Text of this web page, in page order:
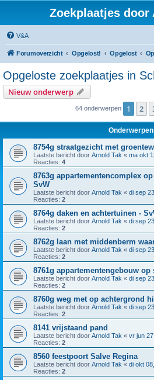
Zoekplaatjes door
V&A
Forumoverzicht Opgelost! Opgelost
Opgeloste zoekplaatjes in
Nieuw onderwerp
64 onderwerpen 1 2
Onderwerpen
8754g straatgezicht met
Laatste bericht door Arnold Tak « ma okt
Reacties: 4
8763g appartementencomplex
SvW
Laatste bericht door Arnold Tak « di sep
Reacties: 2
8764g daken en achtertuinen -
Laatste bericht door Arnold Tak « di sep
Reacties: 2
8762g laan met middenberm
Laatste bericht door Arnold Tak « di sep
Reacties: 2
8761g appartementengebouw op
Laatste bericht door Arnold Tak « di sep
Reacties: 2
8760g weg met op achtergrond
Laatste bericht door Arnold Tak « di sep
Reacties: 2
8141 vrijstaand pand
Laatste bericht door Arnold Tak « vr jun
Reacties: 2
8560 feestpoort Salve Regina
Laatste bericht door Arnold Tak « di okt
Reacties: 2